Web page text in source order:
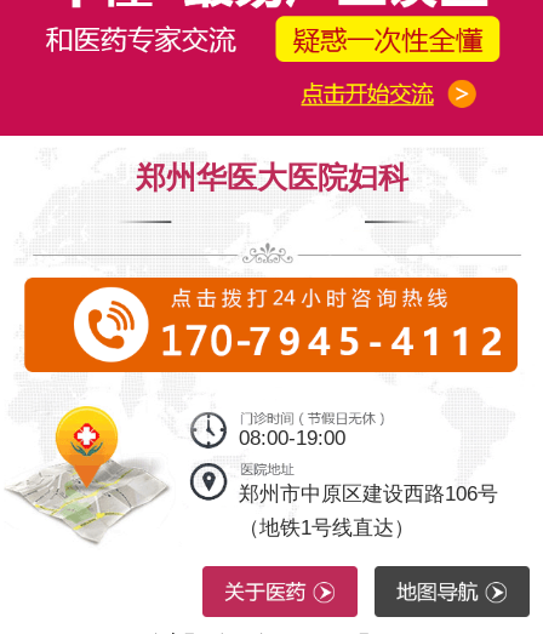
郑州华医大医院妇科
08:00-19:00
郑州市中原区建设西路106号
（地铁1号线直达）